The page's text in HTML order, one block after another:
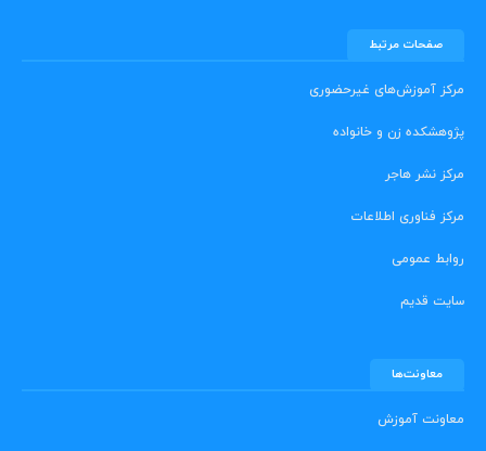
صفحات مرتبط
مرکز آموزش‌های غیرحضوری
پژوهشکده زن و خانواده
مرکز نشر هاجر
مرکز فناوری اطلاعات
روابط عمومی
سایت قدیم
معاونت‌ها
معاونت آموزش